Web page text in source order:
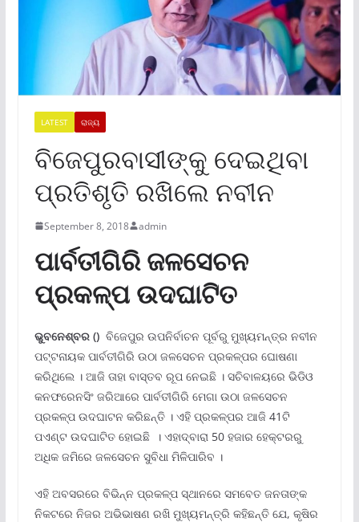
LATEST ରାଜ୍ୟ
ବିଜେପୁରବାସୀଙ୍କୁ ଦେଇଥିବା
ପ୍ରତିଶୃତି ରଖିଲେ ନବୀନ
September 8, 2018 admin
ପାର୍ବତୀଗିରି ଜଳସେଚନ
ପ୍ରକଳ୍ପ ଉଦଘାଟିତ
ଭୁବନେଶ୍ବର () ବିଜେପୁର ଉପନିର୍ବାଚନ ପୂର୍ବରୁ ମୁଖ୍ୟମନ୍ତ୍ର ନବୀନ
ପଟ୍ଟନାୟକ ପାର୍ବତୀଗିରି ଉଠା ଜଳସେଚନ ପ୍ରକଳ୍ପର ଘୋଷଣା
କରିଥିଲେ । ଆଜି ତାହା ବାସ୍ତବ ରୂପ ନେଇଛି । ସଚିବାଳୟରେ ଭିଡିଓ
କନଫରେନସିଂ ଜରିଆରେ ପାର୍ବତୀଗିରି ମେଗା ଉଠା ଜଳସେଚନ
ପ୍ରକଳ୍ପ ଉଦଘାଟନ କରିଛନ୍ତି । ଏହି ପ୍ରକଳ୍ପର ଆଜି 41ଟି
ପଏଣ୍ଟ ଉଦଘାଟିତ ହୋଇଛି । ଏହାଦ୍ବାରା 50 ହଜାର ହେକ୍ଟରରୁ
ଅଧିକ ଜମିରେ ଜଳସେଚନ ସୁବିଧା ମିଳିପାରିବ ।
ଏହି ଅବସରରେ ବିଭିନ୍ନ ପ୍ରକଳ୍ପ ସ୍ଥାନରେ ସମବେତ ଜନତାଙ୍କ
ନିକଟରେ ନିଜର ଅଭିଭାଷଣ ରଖି ମୁଖ୍ୟମନ୍ତ୍ରି କହିଛନ୍ତି ଯେ, କୃଷିର